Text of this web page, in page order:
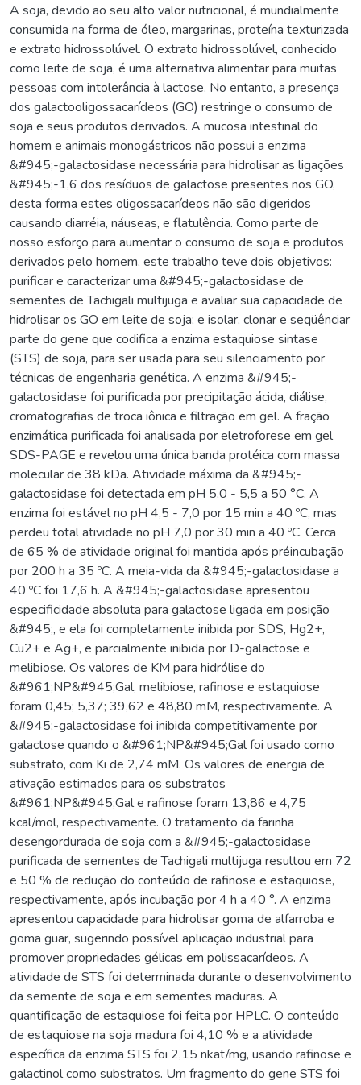
A soja, devido ao seu alto valor nutricional, é mundialmente
consumida na forma de óleo, margarinas, proteína texturizada
e extrato hidrossolúvel. O extrato hidrossolúvel, conhecido
como leite de soja, é uma alternativa alimentar para muitas
pessoas com intolerância à lactose. No entanto, a presença
dos galactooligossacarídeos (GO) restringe o consumo de
soja e seus produtos derivados. A mucosa intestinal do
homem e animais monogástricos não possui a enzima
&#945;-galactosidase necessária para hidrolisar as ligações
&#945;-1,6 dos resíduos de galactose presentes nos GO,
desta forma estes oligossacarídeos não são digeridos
causando diarréia, náuseas, e flatulência. Como parte de
nosso esforço para aumentar o consumo de soja e produtos
derivados pelo homem, este trabalho teve dois objetivos:
purificar e caracterizar uma &#945;-galactosidase de
sementes de Tachigali multijuga e avaliar sua capacidade de
hidrolisar os GO em leite de soja; e isolar, clonar e seqüênciar
parte do gene que codifica a enzima estaquiose sintase
(STS) de soja, para ser usada para seu silenciamento por
técnicas de engenharia genética. A enzima &#945;-
galactosidase foi purificada por precipitação ácida, diálise,
cromatografias de troca iônica e filtração em gel. A fração
enzimática purificada foi analisada por eletroforese em gel
SDS-PAGE e revelou uma única banda protéica com massa
molecular de 38 kDa. Atividade máxima da &#945;-
galactosidase foi detectada em pH 5,0 - 5,5 a 50 °C. A
enzima foi estável no pH 4,5 - 7,0 por 15 min a 40 ºC, mas
perdeu total atividade no pH 7,0 por 30 min a 40 ºC. Cerca
de 65 % de atividade original foi mantida após préincubação
por 200 h a 35 ºC. A meia-vida da &#945;-galactosidase a
40 ºC foi 17,6 h. A &#945;-galactosidase apresentou
especificidade absoluta para galactose ligada em posição
&#945;, e ela foi completamente inibida por SDS, Hg2+,
Cu2+ e Ag+, e parcialmente inibida por D-galactose e
melibiose. Os valores de KM para hidrólise do
&#961;NP&#945;Gal, melibiose, rafinose e estaquiose
foram 0,45; 5,37; 39,62 e 48,80 mM, respectivamente. A
&#945;-galactosidase foi inibida competitivamente por
galactose quando o &#961;NP&#945;Gal foi usado como
substrato, com Ki de 2,74 mM. Os valores de energia de
ativação estimados para os substratos
&#961;NP&#945;Gal e rafinose foram 13,86 e 4,75
kcal/mol, respectivamente. O tratamento da farinha
desengordurada de soja com a &#945;-galactosidase
purificada de sementes de Tachigali multijuga resultou em 72
e 50 % de redução do conteúdo de rafinose e estaquiose,
respectivamente, após incubação por 4 h a 40 °. A enzima
apresentou capacidade para hidrolisar goma de alfarroba e
goma guar, sugerindo possível aplicação industrial para
promover propriedades gélicas em polissacarídeos. A
atividade de STS foi determinada durante o desenvolvimento
da semente de soja e em sementes maduras. A
quantificação de estaquiose foi feita por HPLC. O conteúdo
de estaquiose na soja madura foi 4,10 % e a atividade
específica da enzima STS foi 2,15 nkat/mg, usando rafinose e
galactinol como substratos. Um fragmento do gene STS foi